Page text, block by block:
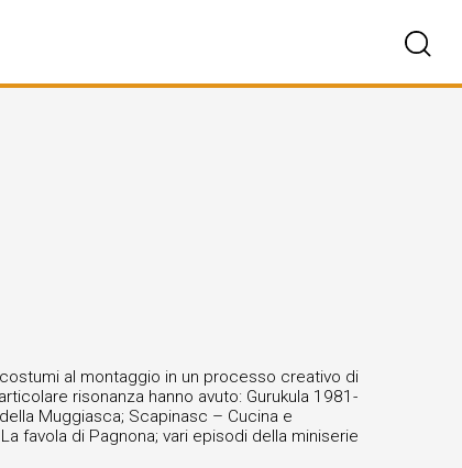
al montaggio in un processo creativo di
risonanza hanno avuto: Gurukula 1981-
Muggiasca; Scapinasc – Cucina e
favola di Pagnona; vari episodi della miniserie